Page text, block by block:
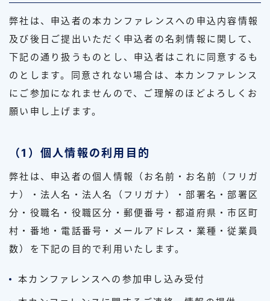
弊社は、申込者の本カンファレンスへの申込内容情報
及び後日ご提出いただく申込者の名刺情報に関して、
下記の通り扱うものとし、申込者はこれに同意するも
のとします。同意されない場合は、本カンファレンス
にご参加になれませんので、ご理解のほどよろしくお
願い申し上げます。
（1）個人情報の利用目的
弊社は、申込者の個人情報（お名前・お名前（フリガ
ナ）・法人名・法人名（フリガナ）・部署名・部署区
分・役職名・役職区分・郵便番号・都道府県・市区町
村・番地・電話番号・メールアドレス・業種・従業員
数）を下記の目的で利用いたします。
本カンファレンスへの参加申し込み受付